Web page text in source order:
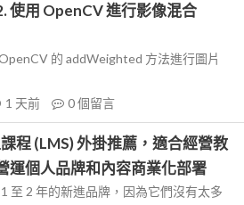
使用 OpenCV 進行影像混合
的 addWeighted 方法進行圖片
1 天前 0個留言
程 (LMS) 外掛推薦，適合經營教
運個人品牌和內容商業化部署
至 2 年的新進品牌，因為它們沒有太多